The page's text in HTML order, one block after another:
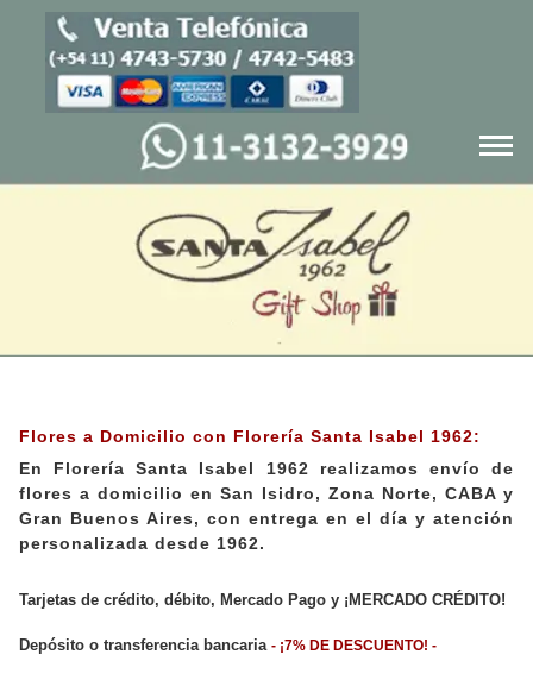
Blog
Cajas navideñas
Productos
Servicios
Contacto
Flores a Domicilio con Florería Santa Isabel 1962:
En Florería Santa Isabel 1962 realizamos envío de
flores a domicilio en San Isidro, Zona Norte, CABA y
Gran Buenos Aires, con entrega en el día y atención
personalizada desde 1962.
Tarjetas de crédito, débito, Mercado Pago y ¡MERCADO CRÉDITO!
Depósito o transferencia bancaria - ¡7% DE DESCUENTO! -